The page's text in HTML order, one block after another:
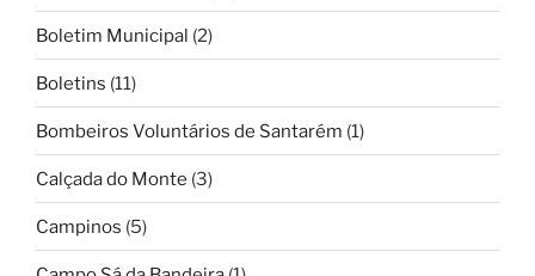
Boletim Municipal (2)
Boletins (11)
Bombeiros Voluntários de Santarém (1)
Calçada do Monte (3)
Campinos (5)